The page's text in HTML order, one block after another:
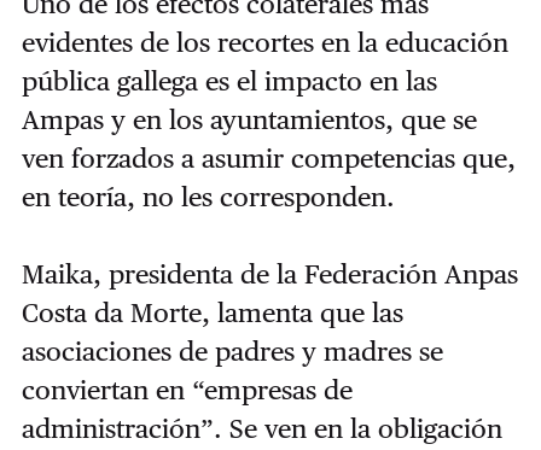
evidentes de los recortes en la educación
pública gallega es el impacto en las
Ampas y en los ayuntamientos, que se
ven forzados a asumir competencias que,
en teoría, no les corresponden.
Maika, presidenta de la Federación Anpas
Costa da Morte, lamenta que las
asociaciones de padres y madres se
conviertan en “empresas de
administración”. Se ven en la obligación